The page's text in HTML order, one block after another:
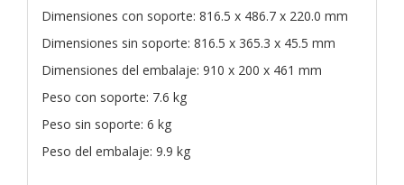
Dimensiones con soporte: 816.5 x 486.7 x 220.0 mm
Dimensiones sin soporte: 816.5 x 365.3 x 45.5 mm
Dimensiones del embalaje: 910 x 200 x 461 mm
Peso con soporte: 7.6 kg
Peso sin soporte: 6 kg
Peso del embalaje: 9.9 kg